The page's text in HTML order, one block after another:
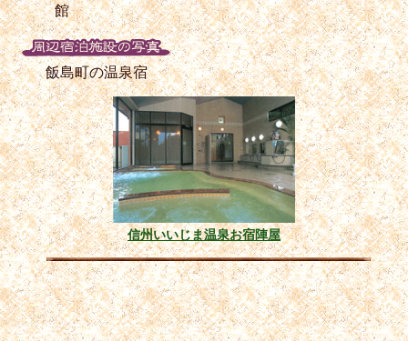
館
飯島町の温泉宿
信州いいじま温泉お宿陣屋